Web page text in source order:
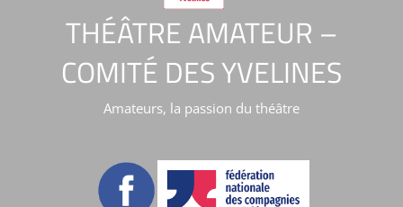
THÉÂTRE AMATEUR –
COMITÉ DES YVELINES
Amateurs, la passion du théâtre